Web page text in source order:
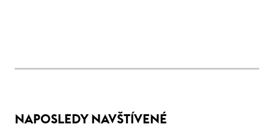
NAPOSLEDY NAVŠTÍVENÉ